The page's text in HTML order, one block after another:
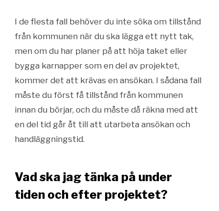
I de flesta fall behöver du inte söka om tillstånd
från kommunen när du ska lägga ett nytt tak,
men om du har planer på att höja taket eller
bygga karnapper som en del av projektet,
kommer det att krävas en ansökan. I sådana fall
måste du först få tillstånd från kommunen
innan du börjar, och du måste då räkna med att
en del tid går åt till att utarbeta ansökan och
handläggningstid.
Vad ska jag tänka på under
tiden och efter projektet?